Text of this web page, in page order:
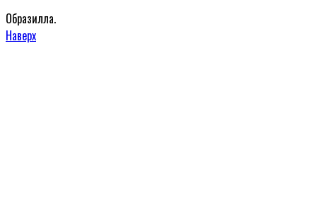
Образилла.
Наверх